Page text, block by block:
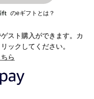
のeギフトとは？
スト購入ができます。カ
ックしてください。
ら